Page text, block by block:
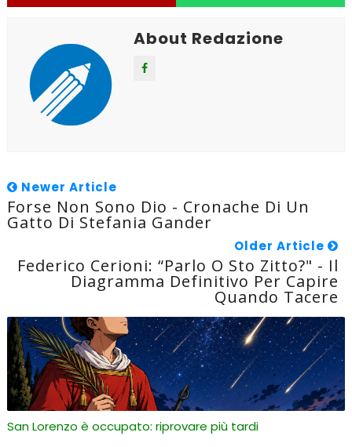
About Redazione
Newer Article
Forse Non Sono Dio - Cronache Di Un
Gatto Di Stefania Gander
Older Article
Federico Cerioni: “Parlo O Sto Zitto?" - Il
Diagramma Definitivo Per Capire
Quando Tacere
San Lorenzo è occupato: riprovare più tardi